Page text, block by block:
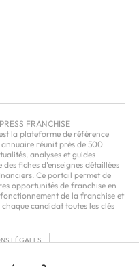
FRANCHISE
la plateforme de référence
réunit près de 500
analyses et guides
fiches d'enseignes détaillées
Ce portail permet de
opportunités de franchise en
de la franchise et
candidat toutes les clés
LÉGALES